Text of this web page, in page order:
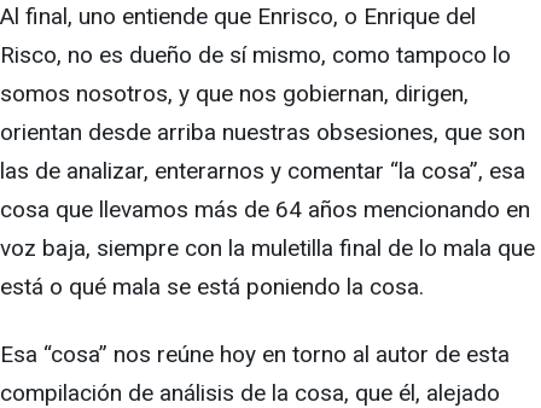
Al final, uno entiende que Enrisco, o Enrique del
Risco, no es dueño de sí mismo, como tampoco lo
somos nosotros, y que nos gobiernan, dirigen,
orientan desde arriba nuestras obsesiones, que son
las de analizar, enterarnos y comentar “la cosa”, esa
cosa que llevamos más de 64 años mencionando en
voz baja, siempre con la muletilla final de lo mala que
está o qué mala se está poniendo la cosa.
Esa “cosa” nos reúne hoy en torno al autor de esta
compilación de análisis de la cosa, que él, alejado